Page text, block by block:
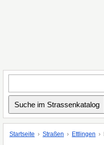
Startseite Straßen Ettlingen